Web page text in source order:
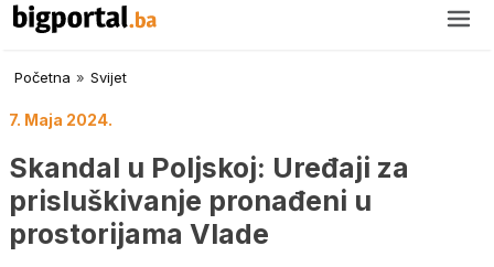
Početna » Svijet
7. Maja 2024.
Skandal u Poljskoj: Uređaji za
prisluškivanje pronađeni u
prostorijama Vlade